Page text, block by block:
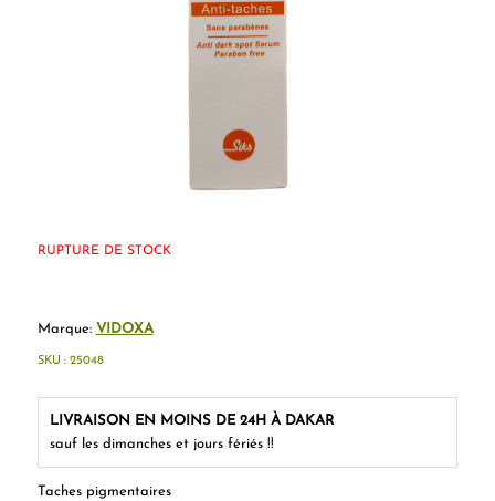
Taches pigmentaires
RUPTURE DE STOCK
Marque: VIDOXA
LIVRAISON EN MOINS DE 24H À DAKAR
sauf les dimanches et jours fériés !!
SKU : 25048